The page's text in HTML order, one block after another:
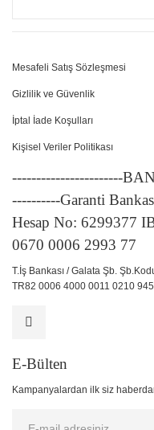
Mesafeli Satış Sözleşmesi
Gizlilik ve Güvenlik
İptal İade Koşulları
Kişisel Veriler Politikası
-----------------------
----------Garanti
Hesap No: 6299377
0670 0006 2993 77
T.İş Bankası / Galata Şb.
TR82 0006 4000 0011 0210
E-Bülten
Kampanyalardan ilk siz